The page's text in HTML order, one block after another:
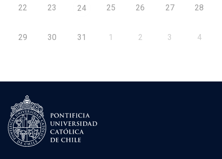
22 23 24 25 26 27 28
29 30 31 1 2 3 4